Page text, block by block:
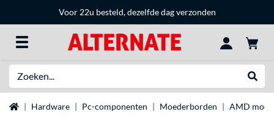
Voor 22u besteld, dezelfde dag verzonden
Home Hardware Pc-componenten Moederborden AMD